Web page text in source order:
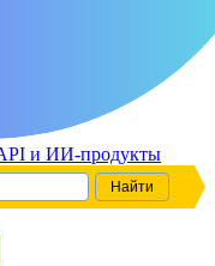
и ИИ-продукты